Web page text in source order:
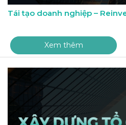
Tái tạo doanh nghiệp –
Xem thêm